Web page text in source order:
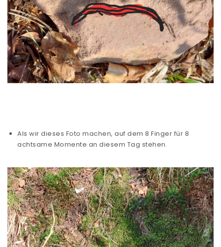
Als wir dieses Foto machen, auf dem 8 Finger für 8
achtsame Momente an diesem Tag stehen.